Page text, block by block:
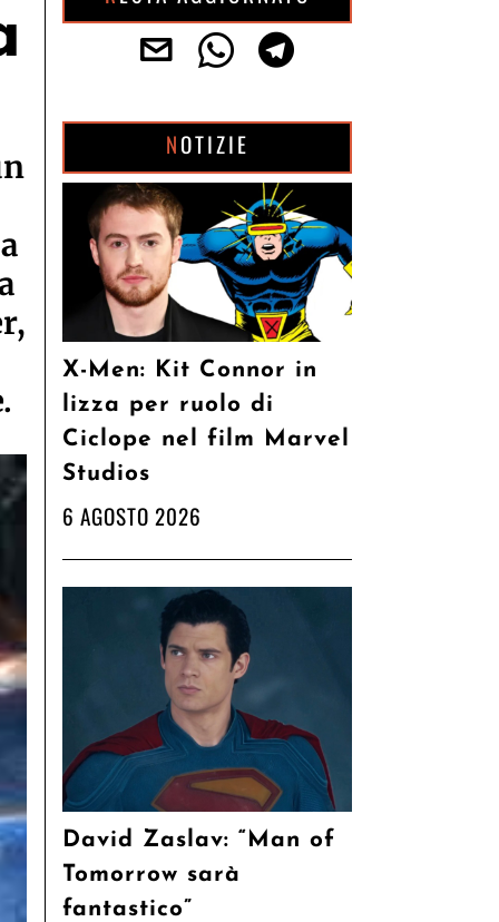
NOTIZIE
X-Men: Kit Connor in
lizza per ruolo di
Ciclope nel film Marvel
Studios
6 AGOSTO 2026
David Zaslav: “Man of
Tomorrow sarà
fantastico”